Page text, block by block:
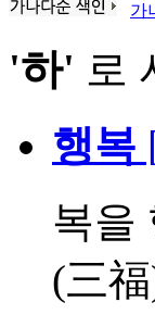
가
'하' 로
행복
복을
(三